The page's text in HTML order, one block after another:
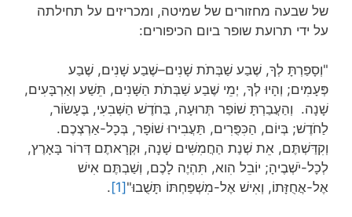
של שבעה מחזורים של שמיטה, ומכריזים על תחילתה
על ידי תרועת שופר ביום הכיפורים:
"וְסָפַרְתָּ לְךָ, שֶׁבַע שַׁבְּתֹת שָׁנִים–שֶׁבַע שָׁנִים, שֶׁבַע
פְּעָמִים; וְהָיוּ לְךָ, יְמֵי שֶׁבַע שַׁבְּתֹת הַשָּׁנִים, תֵּשַׁע וְאַרְבָּעִים,
שָׁנָה. וְהַעֲבַרְתָּ שׁוֹפַר תְּרוּעָה, בַּחֹדֶשׁ הַשְּׁבִעִי, בֶּעָשׂוֹר,
לַחֹדֶשׁ; בְּיוֹם, הַכִּפֻּרִים, תַּעֲבִירוּ שׁוֹפָר, בְּכָל-אַרְצְכֶם.
וְקִדַּשְׁתֶּם, אֵת שְׁנַת הַחֲמִשִּׁים שָׁנָה, וּקְרָאתֶם דְּרוֹר בָּאָרֶץ,
לְכָל-יֹשְׁבֶיהָ; יוֹבֵל הִוא, תִּהְיֶה לָכֶם, וְשַׁבְתֶּם אִישׁ
אֶל-אֲחֻזָּתוֹ, וְאִישׁ אֶל-מִשְׁפַּחְתּוֹ תָּשֻׁבוּ" [1]
.